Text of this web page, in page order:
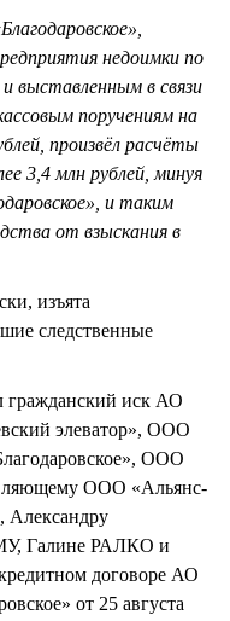
недоимки по
выставленным в связи
поручениям на
произвёл расчёты
3,4 млн рублей, минуя
и таким
от взыскания в
изъята
следственные
гражданский иск АО
элеватор», ООО
ООО
ООО «Альянс-
Галине РАЛКО и
договоре АО
от 25 августа